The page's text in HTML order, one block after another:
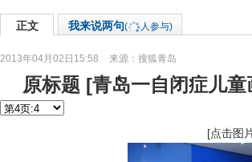
正文 我来说两句( 人参与)
2013年04月02日15:58 来源： 搜狐青岛
原标题 [青岛一自闭症儿
[点击图